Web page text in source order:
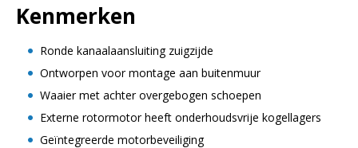
Kenmerken
Ronde kanaalaansluiting zuigzijde
Ontworpen voor montage aan buitenmuur
Waaier met achter overgebogen schoepen
Externe rotormotor heeft onderhoudsvrije kogellagers
Geïntegreerde motorbeveiliging